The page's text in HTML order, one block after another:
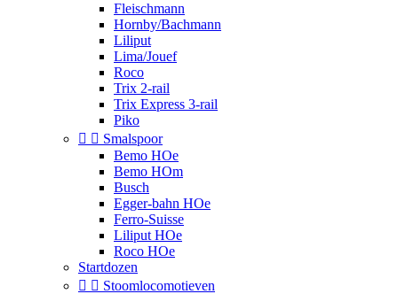
Fleischmann
Hornby/Bachmann
Liliput
Lima/Jouef
Roco
Trix 2-rail
Trix Express 3-rail
Piko
  Smalspoor
Bemo HOe
Bemo HOm
Busch
Egger-bahn HOe
Ferro-Suisse
Liliput HOe
Roco HOe
Startdozen
  Stoomlocomotieven